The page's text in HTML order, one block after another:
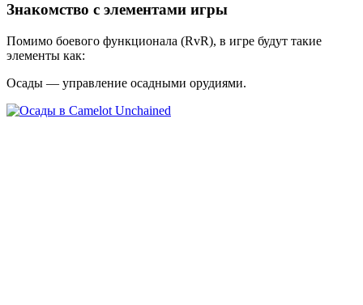
Знакомство с элементами игры
Помимо боевого функционала (RvR), в игре будут такие
элементы как:
Осады — управление осадными орудиями.